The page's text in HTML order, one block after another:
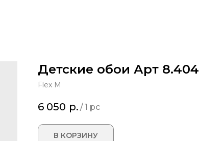
Детские обои Арт 8.404
Flex M
6 050 р. /1 pc
В КОРЗИНУ